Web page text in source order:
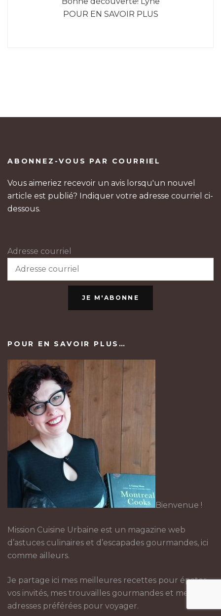
POUR EN SAVOIR PLUS
ABONNEZ-VOUS PAR COURRIEL
Vous aimeriez recevoir un avis lorsqu'un nouvel
article est publié? Indiquer votre adresse courriel ci-
dessous.
Adresse courriel
JE M'ABONNE
POUR EN SAVOIR PLUS…
Bienvenue !
Mission Cuisine Urbaine est un magazine web
d’astuces culinaires et d’escapades gourmandes, ici
comme ailleurs.
Je partage ici mes meilleures recettes pour épater
vos invités, mes trouvailles gourmandes et mes
adresses préférées pour voyager.